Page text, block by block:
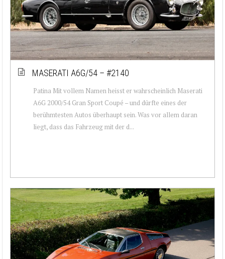
MASERATI A6G/54 – #2140
Patina Mit vollem Namen heisst er wahrscheinlich Maserati
A6G 2000/54 Gran Sport Coupé – und dürfte eines der
berühmtesten Autos überhaupt sein. Was vor allem daran
liegt, dass das Fahrzeug mit der d...